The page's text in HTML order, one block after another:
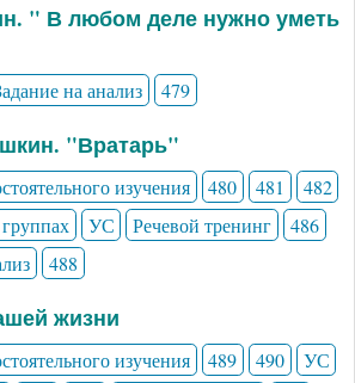
" В любом деле нужно уметь
на анализ 479
"Вратарь"
изучения 480 481
482
УС Речевой тренинг
486
488
жизни
изучения 489 490
УС